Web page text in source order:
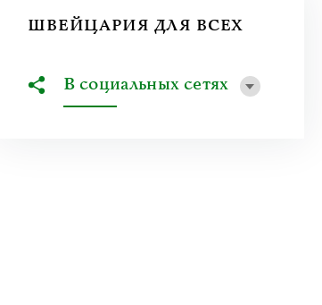
ШВЕЙЦАРИЯ ДЛЯ ВСЕХ
В социальных сетях